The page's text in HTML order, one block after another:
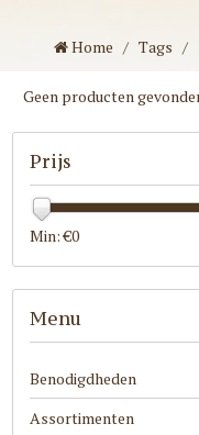
Home / Tags /
Geen producten
Prijs
Min: €0
Menu
Benodigdheden
Assortimenten